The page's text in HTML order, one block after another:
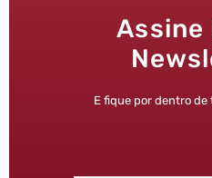
Assine
E fique por dentro